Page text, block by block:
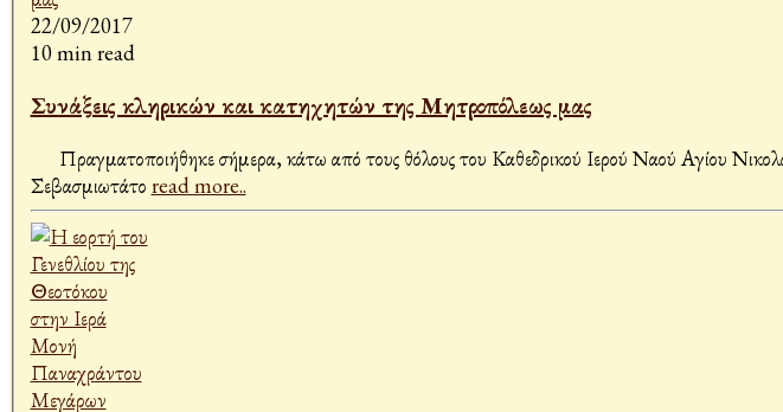
22/09/2017
10 min read
Συνάξεις κληρικών και κατηχητών της Μητροπόλεως μας
Πραγματοποιήθηκε σήμερα, κάτω από τους θόλους του Καθεδρικού Ιερού Ναού Αγίου
Σεβασμιωτάτο read more..